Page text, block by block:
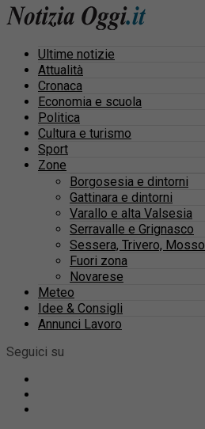
Ultime notizie
Attualità
Cronaca
Economia e scuola
Politica
Cultura e turismo
Sport
Zone
Borgosesia e dintorni
Gattinara e dintorni
Varallo e alta Valsesia
Serravalle e Grignasco
Sessera, Trivero, Mosso
Fuori zona
Novarese
Meteo
Idee & Consigli
Annunci Lavoro
Seguici su